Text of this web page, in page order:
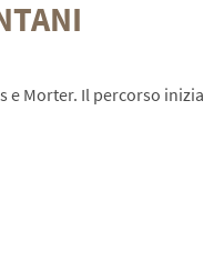
e Morter. Il percorso inizia